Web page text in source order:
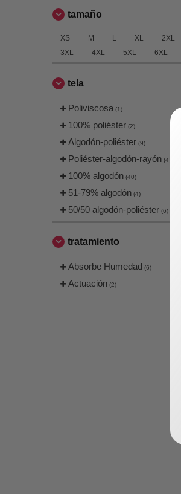
tamaño
XS M L XL
2XL
3XL
4XL 5XL 6XL
tela
Poliviscosa (1)
100% poliéster (2)
Algodón-poliéster (9)
Poliéster-algodón-rayón (4)
100% algodón (40)
51-79% algodón (4)
50/50 algodón-poliéster (6)
tratamiento
Absorbe Humedad (6)
Actuación (2)